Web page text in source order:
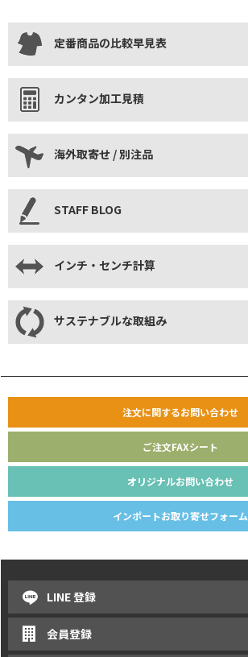
定番商品の比較早見表
カンタン加工見積
海外取寄せ / 別注品
STAFF BLOG
インチ・センチ計算
サステナブルな取組み
注文に関するお問い合わせ
ご注文FAXシート
オリジナルお問い合わせ
インポートお取り寄せフォーム
LINE 登録
会員登録